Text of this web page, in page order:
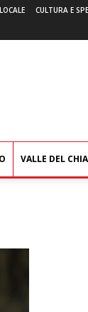
CULTURA E
VALLE DEL